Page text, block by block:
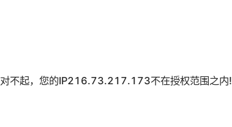
对不起，您的IP216.73.217.173不在授权范围之内!